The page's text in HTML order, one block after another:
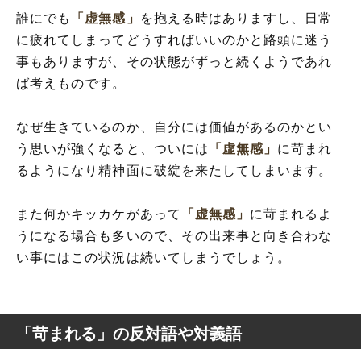
誰にでも 「虚無感」
を抱える時はありますし、日常
に疲れてしまってどうすればいいのかと路頭に迷う
事もありますが、その状態がずっと続くようであれ
ば考えものです。
なぜ生きているのか、自分には価値があるのかとい
う思いが強くなると、ついには
「虚無感」 に苛まれ
るようになり精神面に破綻を来たしてしまいます。
また何かキッカケがあって 「虚無感」 に苛まれるよ
うになる場合も多いので、その出来事と向き合わな
い事にはこの状況は続いてしまうでしょう。
「苛まれる」の反対語や対義語